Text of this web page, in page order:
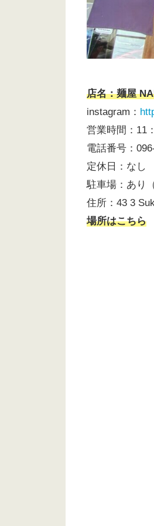
店名：麺屋
instagram：
営業時間：11
電話番号：
定休日：なし
駐車場：あり
住所：43 3
場所はこちら